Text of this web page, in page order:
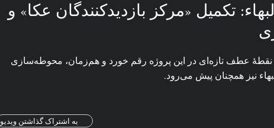
تکمیل «مرکز بازدیدکنندگان عکا» و
نقطهٔ عطف تازه‌ای در این پروژه رقم خورد و هم‌زمان، محوطه‌سازی
نیز همچنان پیش می‌رود.
به اشتراک گذاشتن ویدیو